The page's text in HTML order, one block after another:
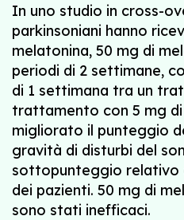
In uno studio in cross-
parkinsoniani hanno
melatonina, 50 mg di
periodi di 2 settimane,
di 1 settimana tra un
trattamento con 5 mg
migliorato il punteggio
gravità di disturbi del
sottopunteggio relativo
dei pazienti. 50 mg di
sono stati inefficaci.